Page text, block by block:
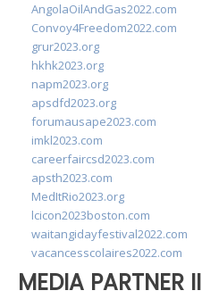
AngolaOilAndGas2022.com
Convoy4Freedom2022.com
grur2023.org
hkhk2023.org
napm2023.org
apsdfd2023.org
forumausape2023.com
imkl2023.com
careerfaircsd2023.com
apsth2023.com
MedItRio2023.org
lcicon2023boston.com
waitangidayfestival2022.com
vacancesscolaires2022.com
MEDIA PARTNER II